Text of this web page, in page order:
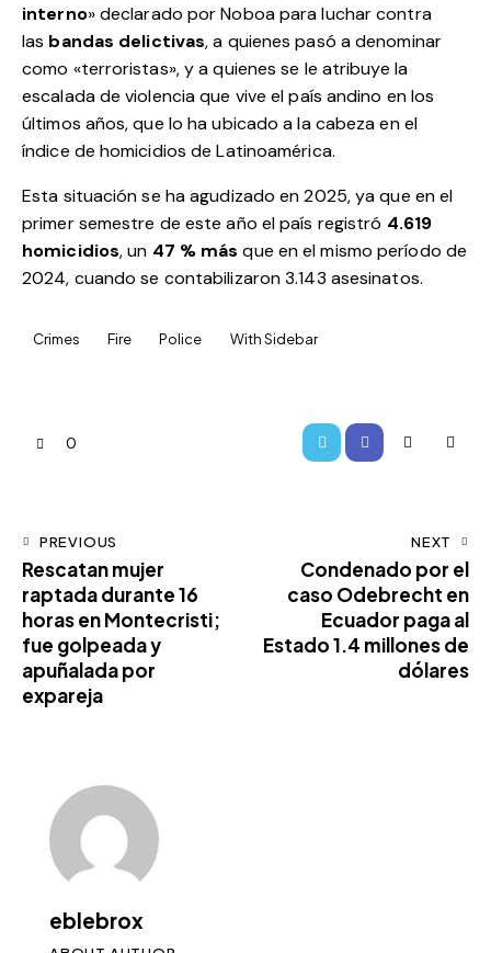
interno» declarado por Noboa para luchar contra
las bandas delictivas, a quienes pasó a denominar
como «terroristas», y a quienes se le atribuye la
escalada de violencia que vive el país andino en los
últimos años, que lo ha ubicado a la cabeza en el
índice de homicidios de Latinoamérica.
Esta situación se ha agudizado en 2025, ya que en el
primer semestre de este año el país registró 4.619
homicidios, un 47 % más que en el mismo período de
2024, cuando se contabilizaron 3.143 asesinatos.
Crimes Fire Police With Sidebar
0
PREVIOUS
Rescatan mujer
raptada durante 16
horas en Montecristi;
fue golpeada y
apuñalada por
expareja
NEXT
Condenado por el
caso Odebrecht en
Ecuador paga al
Estado 1.4 millones de
dólares
eblebrox